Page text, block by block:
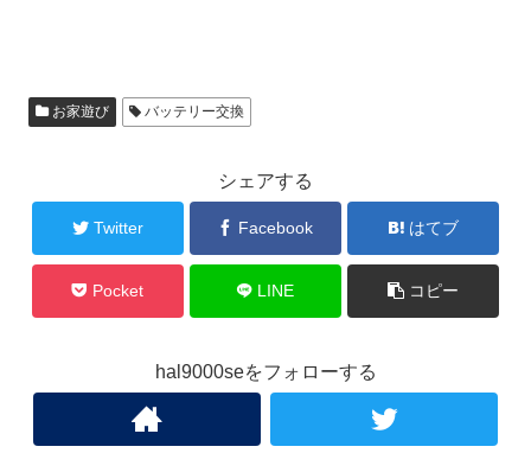
お家遊び バッテリー交換
シェアする
Twitter Facebook はてブ
Pocket LINE コピー
hal9000seをフォローする